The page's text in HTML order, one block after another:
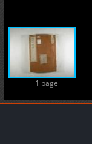
1 page